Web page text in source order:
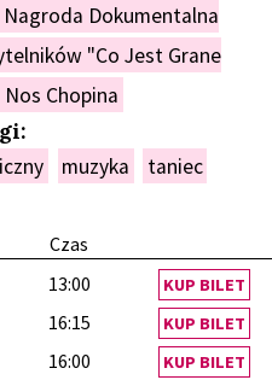
Czas
13:00 KUP BILET
16:15 KUP BILET
16:00 KUP BILET
Nagroda Dokumentalna
"Co Jest Grane
Chopina
muzyka taniec